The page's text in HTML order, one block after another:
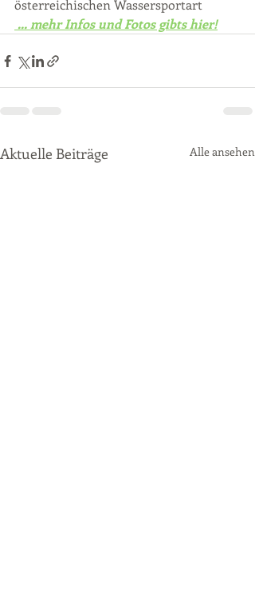
österreichischen Wassersportart
... mehr Infos und Fotos gibts hier!
Aktuelle Beiträge Alle ansehen